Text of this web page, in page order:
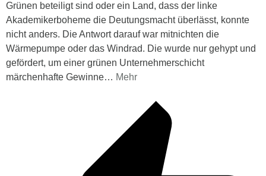
Grünen beteiligt sind oder ein Land, dass der linke
Akademikerboheme die Deutungsmacht überlässt, konnte
nicht anders. Die Antwort darauf war mitnichten die
Wärmepumpe oder das Windrad. Die wurde nur gehypt und
gefördert, um einer grünen Unternehmerschicht
märchenhafte Gewinne… Mehr